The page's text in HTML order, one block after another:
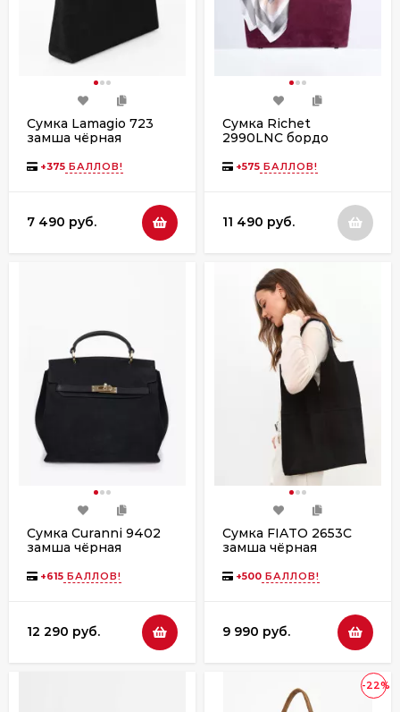
Сумка Lamagio 723
замша чёрная
+375 БАЛЛОВ!
7 490 руб.
Сумка Richet
2990LNС бордо
+575 БАЛЛОВ!
11 490 руб.
Сумка Curanni 9402
замша чёрная
+615 БАЛЛОВ!
12 290 руб.
Сумка FIATO 2653С
замша чёрная
+500 БАЛЛОВ!
9 990 руб.
-22%